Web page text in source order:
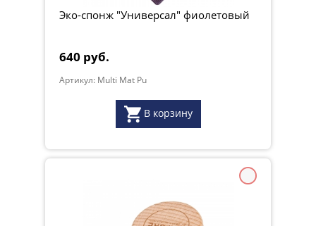
Эко-спонж "Универсал" фиолетовый
640 руб.
Артикул: Multi Mat Pu
В корзину